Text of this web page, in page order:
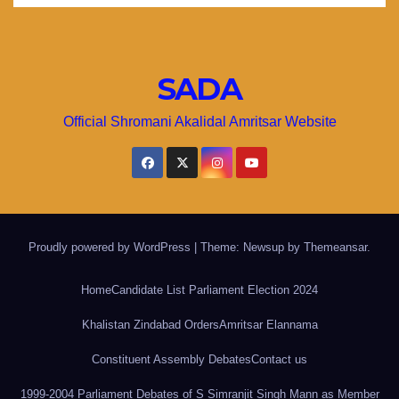
SADA
Official Shromani Akalidal Amritsar Website
Proudly powered by WordPress Theme: Newsup by Themeansar.
HomeCandidate List Parliament Election 2024
Khalistan Zindabad OrdersAmritsar Elannama
Constituent Assembly DebatesContact us
1999-2004 Parliament Debates of S Simranjit Singh Mann as Member